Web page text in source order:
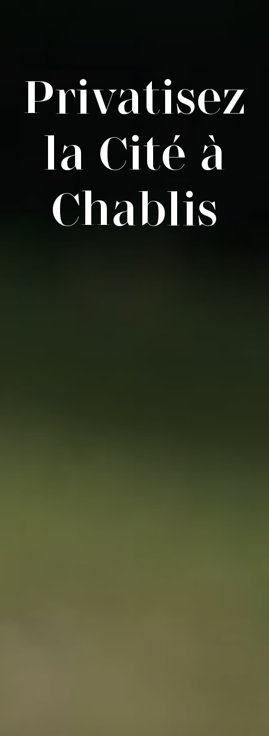
Privatisez
la Cité à
Chablis